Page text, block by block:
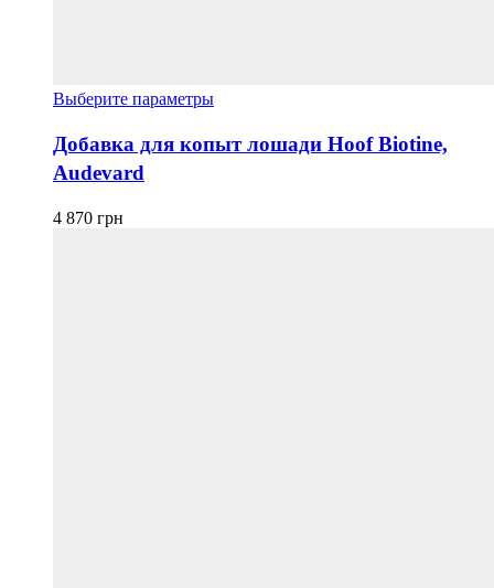
Выберите параметрыЭтот
имеет
несколько
Добавка для копыт лошади Hoof Biotine,
Audevard
4 870 грн